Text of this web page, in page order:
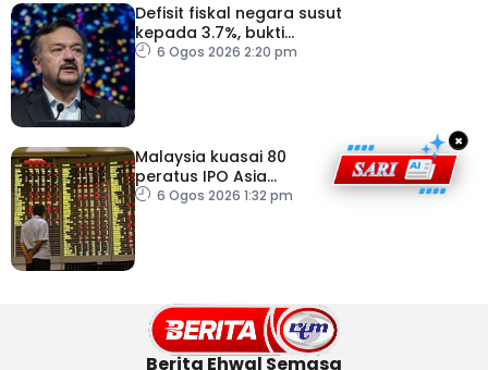
Defisit fiskal negara susut
kepada 3.7%, bukti
keyakinan pelabur masih
6 Ogos 2026 2:20 pm
Malaysia kuasai 80
peratus IPO Asia
Tenggara, kumpul AS$1.4
6 Ogos 2026 1:32 pm
×
Berita Ehwal Semasa